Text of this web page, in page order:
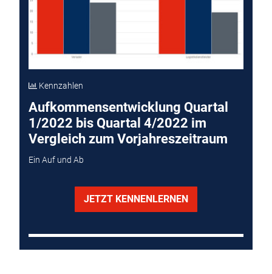
Kennzahlen
Aufkommensentwicklung Quartal
1/2022 bis Quartal 4/2022 im
Vergleich zum Vorjahreszeitraum
Ein Auf und Ab
JETZT KENNENLERNEN